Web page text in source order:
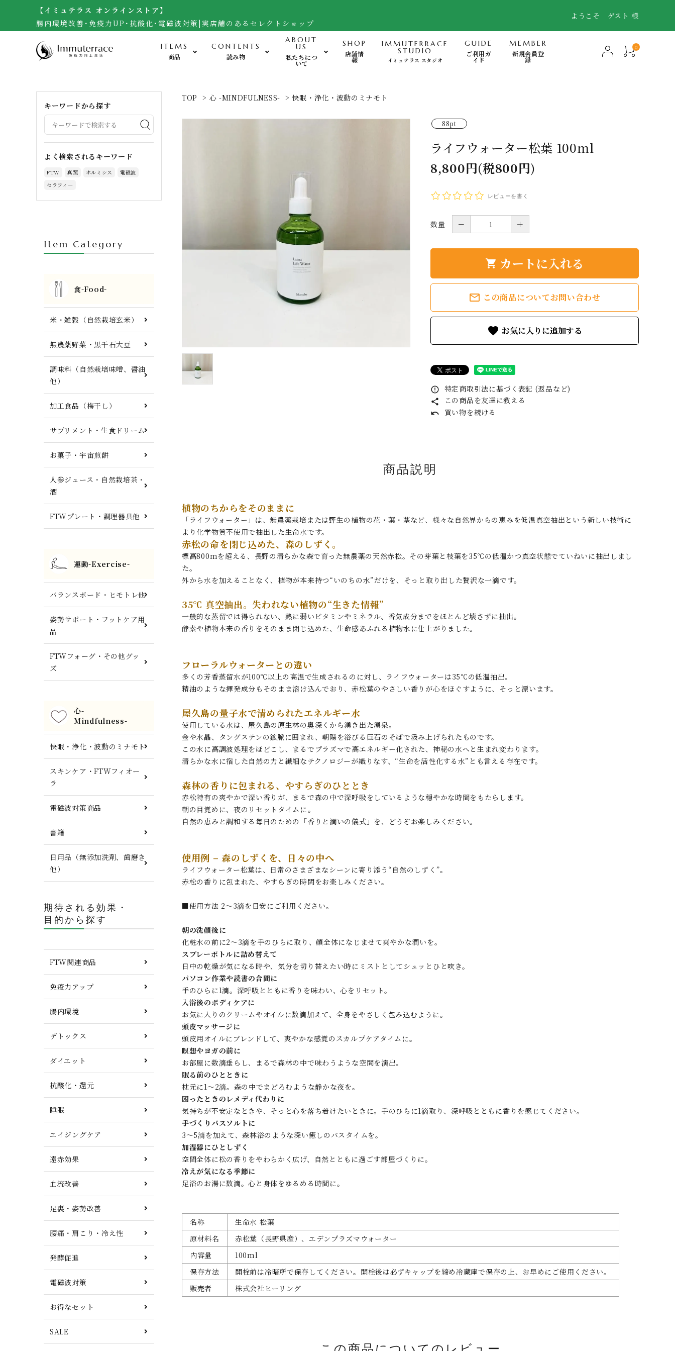
【イミュテラス オンラインストア】
腸内環境改善･免疫力UP･抗酸化･電磁波対策|実店舗のあるセレクトショップ
ようこそ ゲスト 様
ITEMS
商品
食-Food-
米・雑穀（自然栽培玄米）
無農薬野菜・黒千石大豆
調味料（自然栽培味噌、醤油他）
加工食品（梅干し）
サプリメント・生食ドリーム
お菓子・宇宙煎餅
バランスボード・ヒモトレ他
快眠・浄化・波動のミナモト
電磁波対策商品
書籍
CONTENTS
読み物
ABOUT
US
私たちにつ
いて
SHOP
店舗情
報
IMMUTERRACE
STUDIO
イミュテラス スタジオ
GUIDE
ご利用ガ
イド
MEMBER
新規会員登
録
0
TOP > 心 -MINDFULNESS- > 快眠・浄化・波動のミナモト
88pt
ライフウォーター松葉 100ml
8,800円(税800円)
レビューを書く
数量 － ＋
shopping_cart カートに入れる
mail_outline この商品についてお問い合わせ
favorite
error_outline 特定商取引法に基づく表記 (返品など)
share この商品を友達に教える
undo 買い物を続ける
商品説明
植物のちからをそのままに
「ライフウォーター」は、無農薬栽培または野生の植物の花・葉・茎など、様々な自然界からの恵みを低温真空抽出という新しい技術に
より化学物質不使用で抽出した生命水です。
赤松の命を閉じ込めた、森のしずく。
標高800mを超える、長野の清らかな森で育った無農薬の天然赤松。その芽葉と枝葉を35℃の低温かつ真空状態でていねいに抽出しまし
た。
外から水を加えることなく、植物が本来持つ“いのちの水”だけを、そっと取り出した贅沢な一滴です。
35℃ 真空抽出。失われない植物の“生きた情報”
一般的な蒸留では得られない、熱に弱いビタミンやミネラル、香気成分までをほとんど壊さずに抽出。
酵素や植物本来の香りをそのまま閉じ込めた、生命感あふれる植物水に仕上がりました。
フローラルウォーターとの違い
多くの芳香蒸留水が100℃以上の高温で生成されるのに対し、ライフウォーターは35℃の低温抽出。
精油のような揮発成分もそのまま溶け込んでおり、赤松葉のやさしい香りが心をほぐすように、そっと漂います。
屋久島の量子水で清められたエネルギー水
使用している水は、屋久島の原生林の奥深くから湧き出た湧泉。
金や水晶、タングステンの鉱脈に囲まれ、朝陽を浴びる巨石のそばで汲み上げられたものです。
この水に高調波処理をほどこし、まるでプラズマで高エネルギー化された、神秘の水へと生まれ変わります。
清らかな水に宿した自然の力と繊細なテクノロジーが織りなす、“生命を活性化する水”とも言える存在です。
森林の香りに包まれる、やすらぎのひととき
赤松特有の爽やかで深い香りが、まるで森の中で深呼吸をしているような穏やかな時間をもたらします。
朝の目覚めに、夜のリセットタイムに――。
自然の恵みと調和する毎日のための「香りと潤いの儀式」を、どうぞお楽しみください。
使用例 – 森のしずくを、日々の中へ
ライフウォーター松葉は、日常のさまざまなシーンに寄り添う“自然のしずく”。
赤松の香りに包まれた、やすらぎの時間をお楽しみください。
■使用方法 2～3滴を目安にご利用ください。
朝の洗顔後に
化粧水の前に2〜3滴を手のひらに取り、顔全体になじませて爽やかな潤いを。
スプレーボトルに詰め替えて
日中の乾燥が気になる時や、気分を切り替えたい時にミストとしてシュッとひと吹き。
パソコン作業や読書の合間に
手のひらに1滴。深呼吸とともに香りを味わい、心をリセット。
入浴後のボディケアに
お気に入りのクリームやオイルに数滴加えて、全身をやさしく包み込むように。
頭皮マッサージに
頭皮用オイルにブレンドして、爽やかな感覚のスカルプケアタイムに。
瞑想やヨガの前に
お部屋に数滴垂らし、まるで森林の中で味わうような空間を演出。
眠る前のひとときに
枕元に1〜2滴。森の中でまどろむような静かな夜を。
困ったときのレメディ代わりに
気持ちが不安定なときや、そっと心を落ち着けたいときに。手のひらに1滴取り、深呼吸とともに香りを感じてください。
手づくりバスソルトに
3〜5滴を加えて、森林浴のような深い癒しのバスタイムを。
加湿器にひとしずく
空間全体に松の香りをやわらかく広げ、自然とともに過ごす部屋づくりに。
冷えが気になる季節に
足浴のお湯に数滴。心と身体をゆるめる時間に。
名称
生命水 松葉
原材料名
赤松葉（長野県産）、エデンプラズマウォーター
内容量
100ml
保存方法
開栓前は冷暗所で保存してください。開栓後は必ずキャップを締め冷蔵庫で保存の上、お早めにご使用ください。
販売者
株式会社ヒーリング
キーワードから探す
よく検索されるキーワード
FTW 真菰 ホルミシス
電磁波
セラフィ―
Item Category
食-Food-
米・雑穀（自然栽培玄米）
無農薬野菜・黒千石大豆
調味料（自然栽培味噌、醤油
他）
加工食品（梅干し）
サプリメント・生食ドリーム
お菓子・宇宙煎餅
人参ジュース・自然栽培茶・
酒
FTWプレート・調理器具他
運動-Exercise-
バランスボード・ヒモトレ他
姿勢サポート・フットケア用
品
FTWフォーグ・その他グッ
ズ
心-
Mindfulness-
快眠・浄化・波動のミナモト
スキンケア・FTWフィオー
ラ
電磁波対策商品
書籍
日用品（無添加洗剤、歯磨き
他）
期待される効果・
目的から探す
FTW関連商品
免疫力アップ
腸内環境
デトックス
ダイエット
抗酸化・還元
睡眠
エイジングケア
遠赤効果
血流改善
足裏・姿勢改善
腰痛・肩こり・冷え性
発酵促進
電磁波対策
お得なセット
SALE